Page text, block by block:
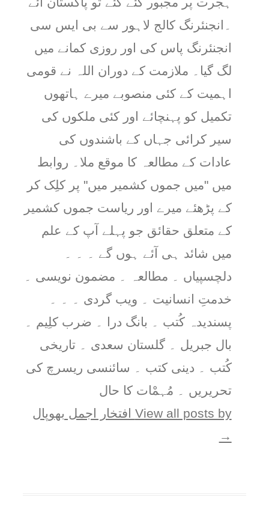
۔انجنئرنگ کالج لاہور سے بی ایس سی
انجنئرنگ پاس کی اور روزی کمانے میں
لگ گیا۔ ملازمت کے دوران اللہ نے قومی
اہمیت کے کئی منصوبے میرے ہاتھوں
تکمیل کو پہنچائے اور کئی ملکوں کی
سیر کرائی جہاں کے باشندوں کی
عادات کے مطالعہ کا موقع ملا۔ روابط
میں "میں جموں کشمیر میں" پر کلِک کر
کے پڑھئے میرے اور ریاست جموں کشمیر
کے متعلق حقائق جو پہلے آپ کے علم
میں شائد ہی آئے ہوں گے ۔ ۔ ۔
دلچسپیاں ۔ مطالعہ ۔ مضمون نویسی ۔
خدمتِ انسانیت ۔ ویب گردی ۔ ۔ ۔
پسندیدہ کُتب ۔ بانگ درا ۔ ضرب کلِیم ۔
بال جبریل ۔ گلستان سعدی ۔ تاریخی
کُتب ۔ دینی کتب ۔ سائنسی ریسرچ کی
تحریریں ۔ مُہمْات کا حال
View all posts by افتخار اجمل بھوپال
→